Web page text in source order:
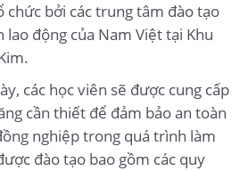
chức bởi các trung tâm đào tạo
lao động của Nam Việt tại Khu
các học viên sẽ được cung cấp
cần thiết để đảm bảo an toàn
nghiệp trong quá trình làm
đào tạo bao gồm các quy